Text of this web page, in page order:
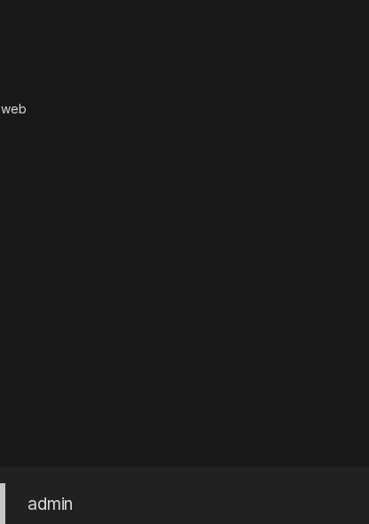
admin